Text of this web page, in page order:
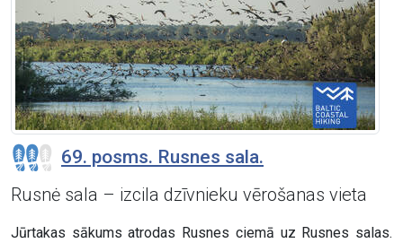
69. posms. Rusnes sala.
Rusnė sala – izcila dzīvnieku vērošanas vieta
Jūrtakas sākums atrodas Rusnes ciemā uz Rusnes salas.